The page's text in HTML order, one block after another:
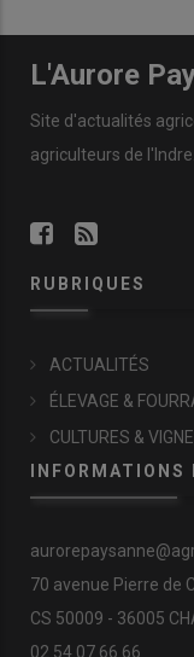
L'Aurore
Site d'actualités
agriculteurs de l'Indre.
RUBRIQUES
ACTUALITÉS
ÉLEVAGE &
CULTURES & VIGNE
70 avenue Pierre de
CS 50009 - 36005
02.54.07.66.66